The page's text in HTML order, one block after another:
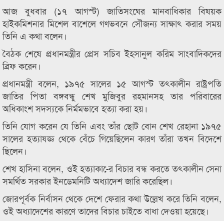
আজ বুধবার (১৭ আগস্ট) জাতিসংঘের মানবাধিকার বিষয়ক
হাইকমিশনার মিশেল বাশেলে গণভবনে সৌজন্য সাক্ষাৎ করার সময়
তিনি এ কথা বলেন।
বৈঠক শেষে প্রধানমন্ত্রীর প্রেস সচিব ইহসানুল করিম সাংবাদিকদের
ব্রিফ করেন।
প্রধানমন্ত্রী বলেন, ১৯৭৫ সালের ১৫ আগস্ট তৎকালীন রাষ্ট্রপতি
জাতির পিতা বঙ্গবন্ধু শেখ মুজিবুর রহমানসহ তার পরিবারের
অধিকাংশ সদস্যকে নির্মমভাবে হত্যা করা হয়।
তিনি যোগ করেন যে তিনি এবং তাঁর ছোট বোন শেখ রেহানা ১৯৭৫
সালের হত্যাযজ্ঞ থেকে বেঁচে গিয়েছিলেন কারণ তাঁরা তখন বিদেশে
ছিলেন।
শেখ হাসিনা বলেন, ওই হত্যাকা-ের বিচার বন্ধ করতে তৎকালীন সেনা
সমর্থিত সরকার ইনডেমনিটি অধ্যাদেশ জারি করেছিল।
জোরপূর্বক নির্বাসন থেকে দেশে ফেরার কথা উল্লেখ করে তিনি বলেন,
ওই অধ্যাদেশের কারণে তাদের বিচার চাইতে বাধা দেওয়া হয়েছে।